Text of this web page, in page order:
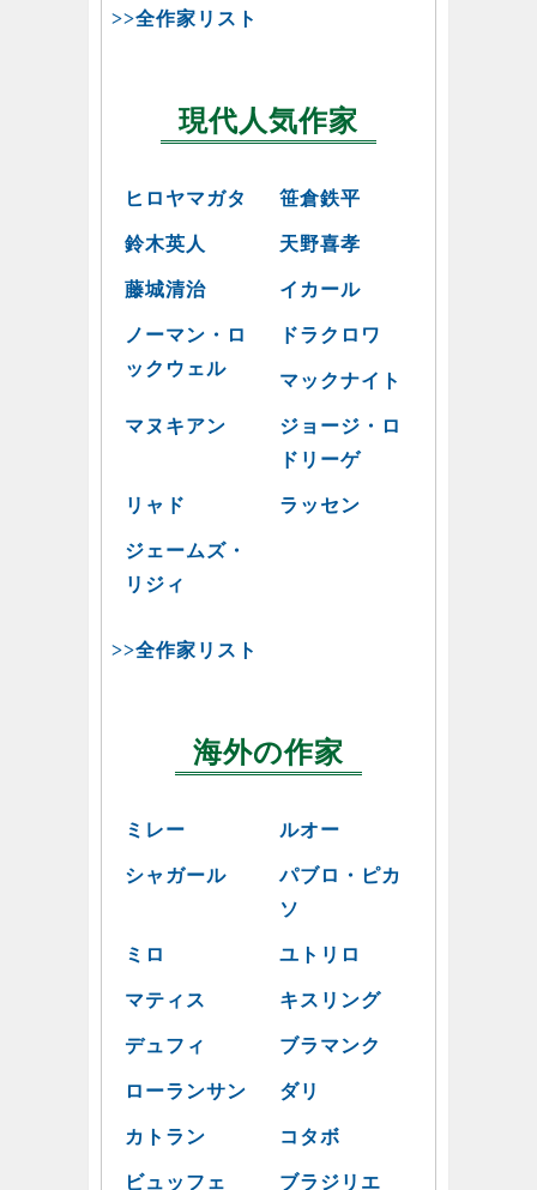
>>全作家リスト
現代人気作家
ヒロヤマガタ 笹倉鉄平
鈴木英人 天野喜孝
藤城清治 イカール
ノーマン・ロ
ックウェル
ドラクロワ
マックナイト
マヌキアン
ジョージ・ロ
ドリーゲ
リャド ラッセン
ジェームズ・
リジィ
>>全作家リスト
海外の作家
ミレー ルオー
シャガール
パブロ・ピカ
ソ
ミロ ユトリロ
マティス キスリング
デュフィ ブラマンク
ローランサン ダリ
カトラン コタボ
ビュッフェ ブラジリエ